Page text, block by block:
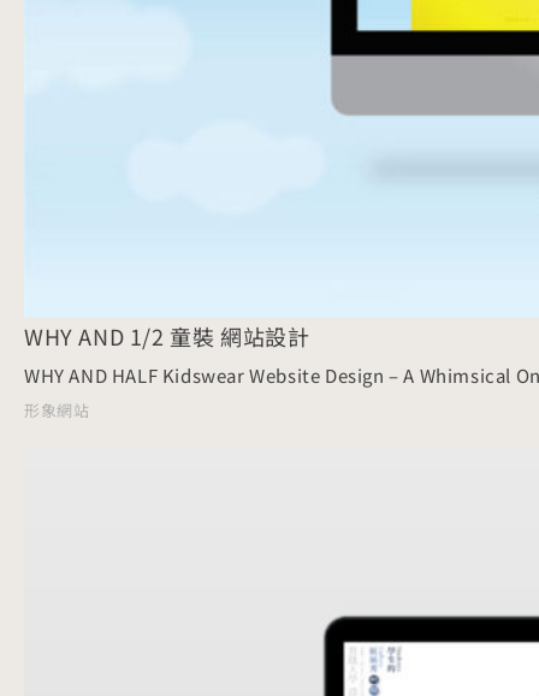
WHY AND 1/2 童裝 網站設計
WHY AND HALF Kidswear Website Design – A Whimsical
形象網站